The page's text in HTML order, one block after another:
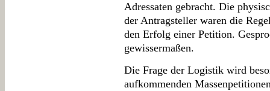
Adressaten gebracht. Die
der Antragsteller waren die
den Erfolg einer Petition.
gewissermaßen.
Die Frage der Logistik wird
aufkommenden